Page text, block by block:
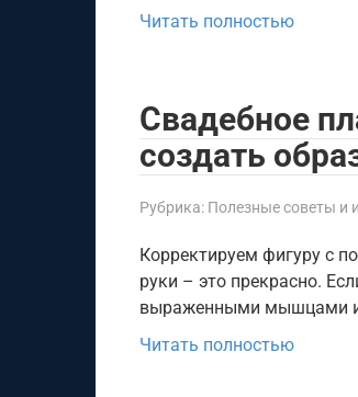
Читать полностью
Свадебное
создать
Рубрика: Полезные советы и
Корректируем фигуру с
руки – это прекрасно.
выраженными мышцами
Читать полностью